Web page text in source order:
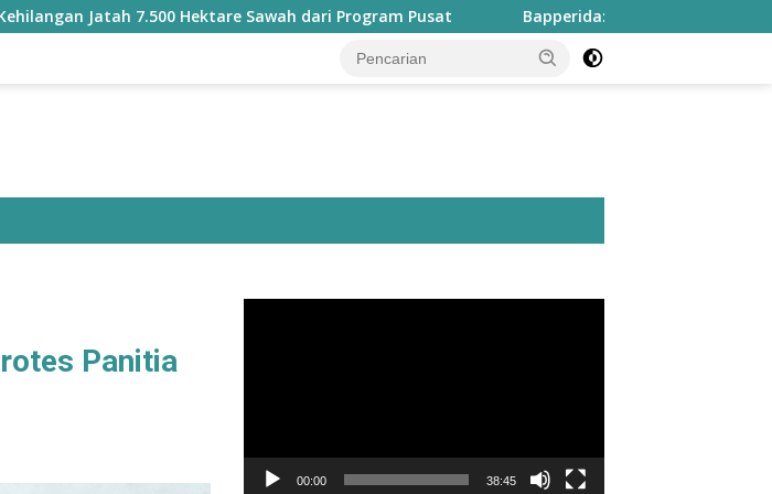
7.500 Hektare Sawah dari Program Pusat Bapperida: Taliabu Butuh Rp2 Triliun untuk
Panitia
00:00 38:45